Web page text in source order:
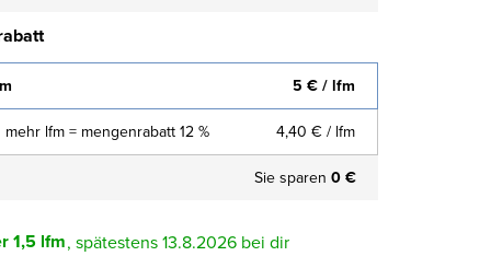
5 €/ lfm
lfm = mengenrabatt 12 % 4,40 € / lfm
Sie sparen 0 €
1,5 lfm 13.8.2026